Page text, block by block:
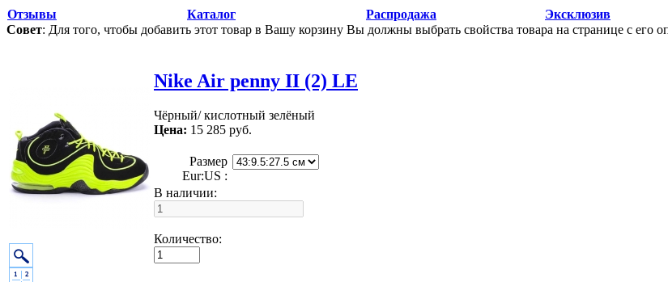
Отзывы Каталог Распродажа Эксклюзив
Совет: Для того, чтобы добавить этот товар в Вашу корзину Вы должны выбрать свойства товара на странице с его
Nike Air penny II (2) LE
Чёрный/ кислотный зелёный
Цена: 15 285 руб.
Размер
Eur:US :
В наличии:
Количество: